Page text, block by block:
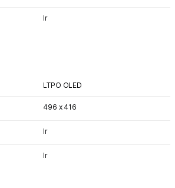
Ir
LTPO OLED
496 x 416
Ir
Ir